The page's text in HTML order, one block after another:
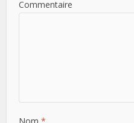
Commentaire
Nom*